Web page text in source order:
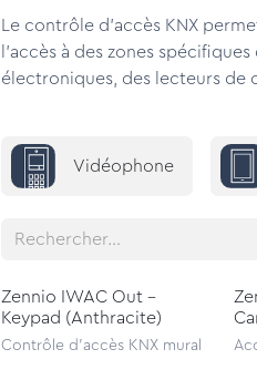
Le contrôle d'accès KNX
l'accès à des zones
électroniques, des lecteurs de
Vidéophone
Zennio IWAC Out -
Keypad (Anthracite)
Contrôle d'accès KNX mural